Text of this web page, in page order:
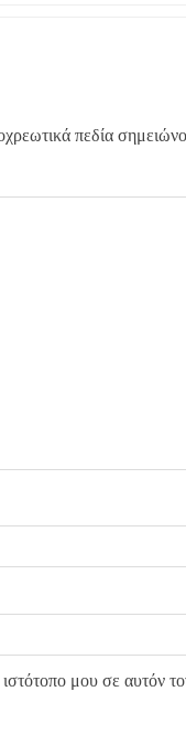
πεδία
μου σε αυτόν